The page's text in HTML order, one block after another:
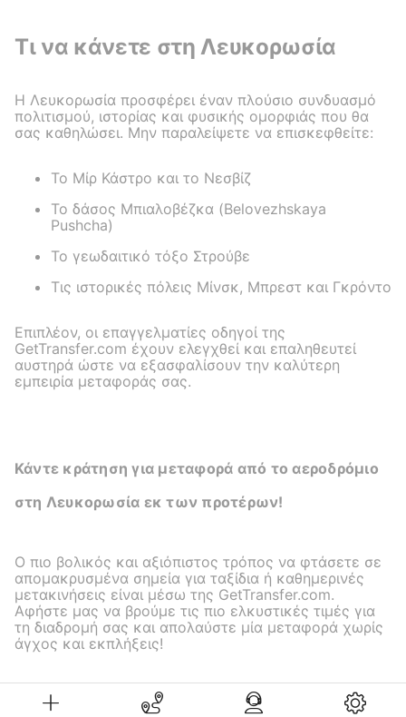
Τι να κάνετε στη Λευκορωσία
Η Λευκορωσία προσφέρει έναν πλούσιο συνδυασμό
πολιτισμού, ιστορίας και φυσικής ομορφιάς που θα
σας καθηλώσει. Μην παραλείψετε να επισκεφθείτε:
Το Μίρ Κάστρο και το Νεσβίζ
Το δάσος Μπιαλοβέζκα (Belovezhskaya
Pushcha)
Το γεωδαιτικό τόξο Στρούβε
Τις ιστορικές πόλεις Μίνσκ, Μπρεστ και Γκρόντο
Επιπλέον, οι επαγγελματίες οδηγοί της
GetTransfer.com έχουν ελεγχθεί και επαληθευτεί
αυστηρά ώστε να εξασφαλίσουν την καλύτερη
εμπειρία μεταφοράς σας.
Κάντε κράτηση για μεταφορά από το αεροδρόμιο
στη Λευκορωσία εκ των προτέρων!
Ο πιο βολικός και αξιόπιστος τρόπος να φτάσετε σε
απομακρυσμένα σημεία για ταξίδια ή καθημερινές
μετακινήσεις είναι μέσω της GetTransfer.com.
Αφήστε μας να βρούμε τις πιο ελκυστικές τιμές για
τη διαδρομή σας και απολαύστε μία μεταφορά χωρίς
άγχος και εκπλήξεις!
Βρέστη